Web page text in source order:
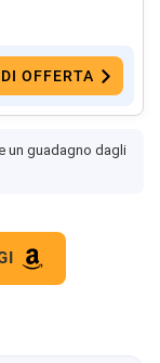
OFFERTA
un guadagno dagli